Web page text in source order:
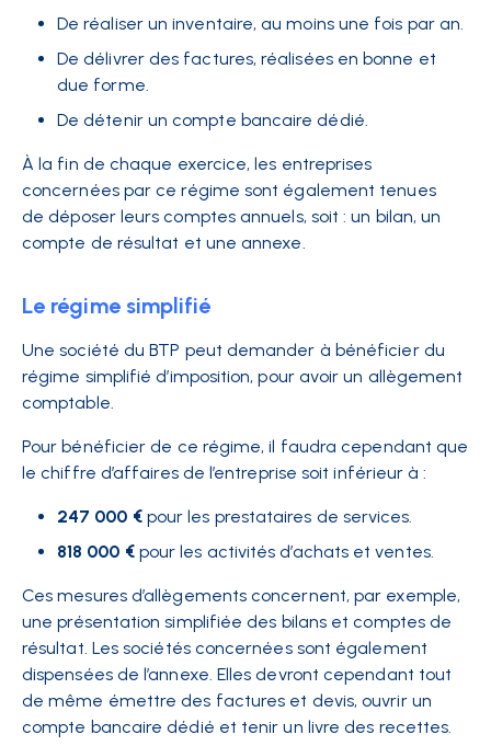
De réaliser un inventaire, au moins une fois par an.
De délivrer des factures, réalisées en bonne et
due forme.
De détenir un compte bancaire dédié.
À la fin de chaque exercice, les entreprises
concernées par ce régime sont également tenues
de déposer leurs comptes annuels, soit : un bilan, un
compte de résultat et une annexe.
Le régime simplifié
Une société du BTP peut demander à bénéficier du
régime simplifié d’imposition, pour avoir un allègement
comptable.
Pour bénéficier de ce régime, il faudra cependant que
le chiffre d’affaires de l’entreprise soit inférieur à :
247 000 € pour les prestataires de services.
818 000 € pour les activités d’achats et ventes.
Ces mesures d’allègements concernent, par exemple,
une présentation simplifiée des bilans et comptes de
résultat. Les sociétés concernées sont également
dispensées de l’annexe. Elles devront cependant tout
de même émettre des factures et devis, ouvrir un
compte bancaire dédié et tenir un livre des recettes.